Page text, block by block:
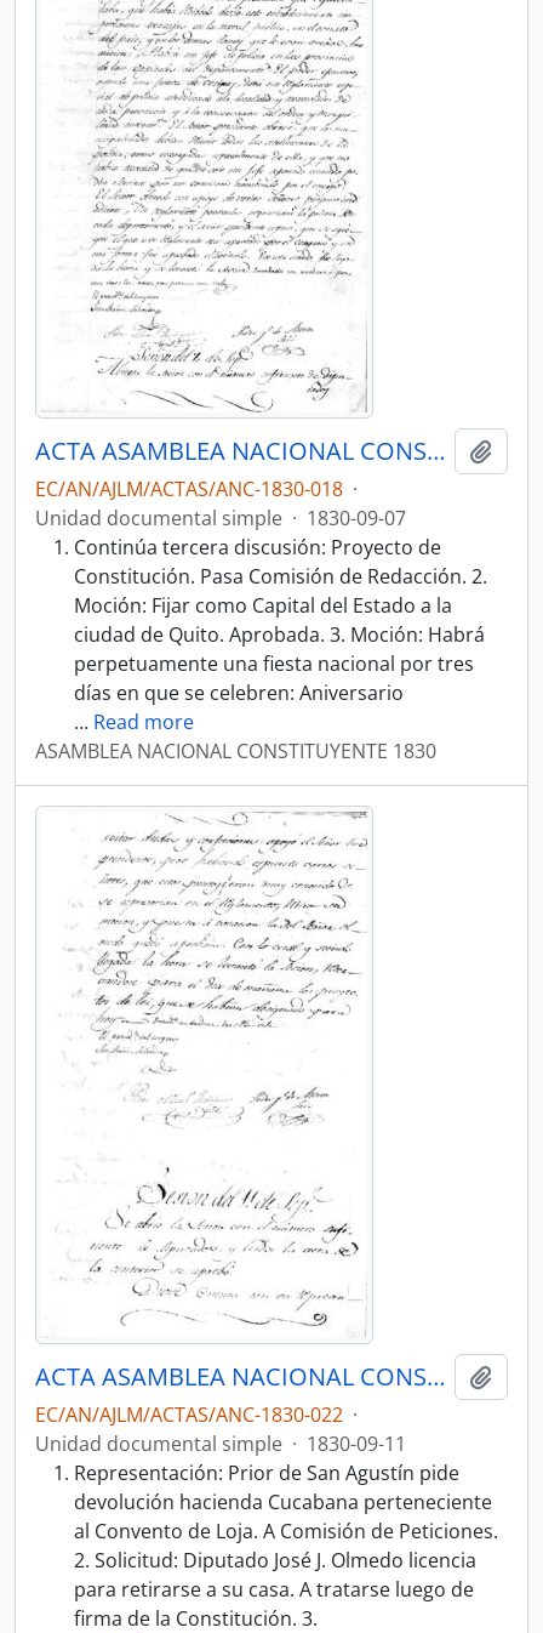
ACTA ASAMBLEA NACIONAL CONSTITUYENTE 1830
EC/AN/AJLM/ACTAS/ANC-1830-018 ·
Unidad documental simple · 1830-09-07
Continúa tercera discusión: Proyecto de
Constitución. Pasa Comisión de Redacción. 2.
Moción: Fijar como Capital del Estado a la
ciudad de Quito. Aprobada. 3. Moción: Habrá
perpetuamente una fiesta nacional por tres
días en que se celebren: Aniversario
… Read more
ASAMBLEA NACIONAL CONSTITUYENTE 1830
ACTA ASAMBLEA NACIONAL CONSTITUYENTE 1830
EC/AN/AJLM/ACTAS/ANC-1830-022 ·
Unidad documental simple · 1830-09-11
Representación: Prior de San Agustín pide
devolución hacienda Cucabana perteneciente
al Convento de Loja. A Comisión de Peticiones.
2. Solicitud: Diputado José J. Olmedo licencia
para retirarse a su casa. A tratarse luego de
firma de la Constitución. 3.